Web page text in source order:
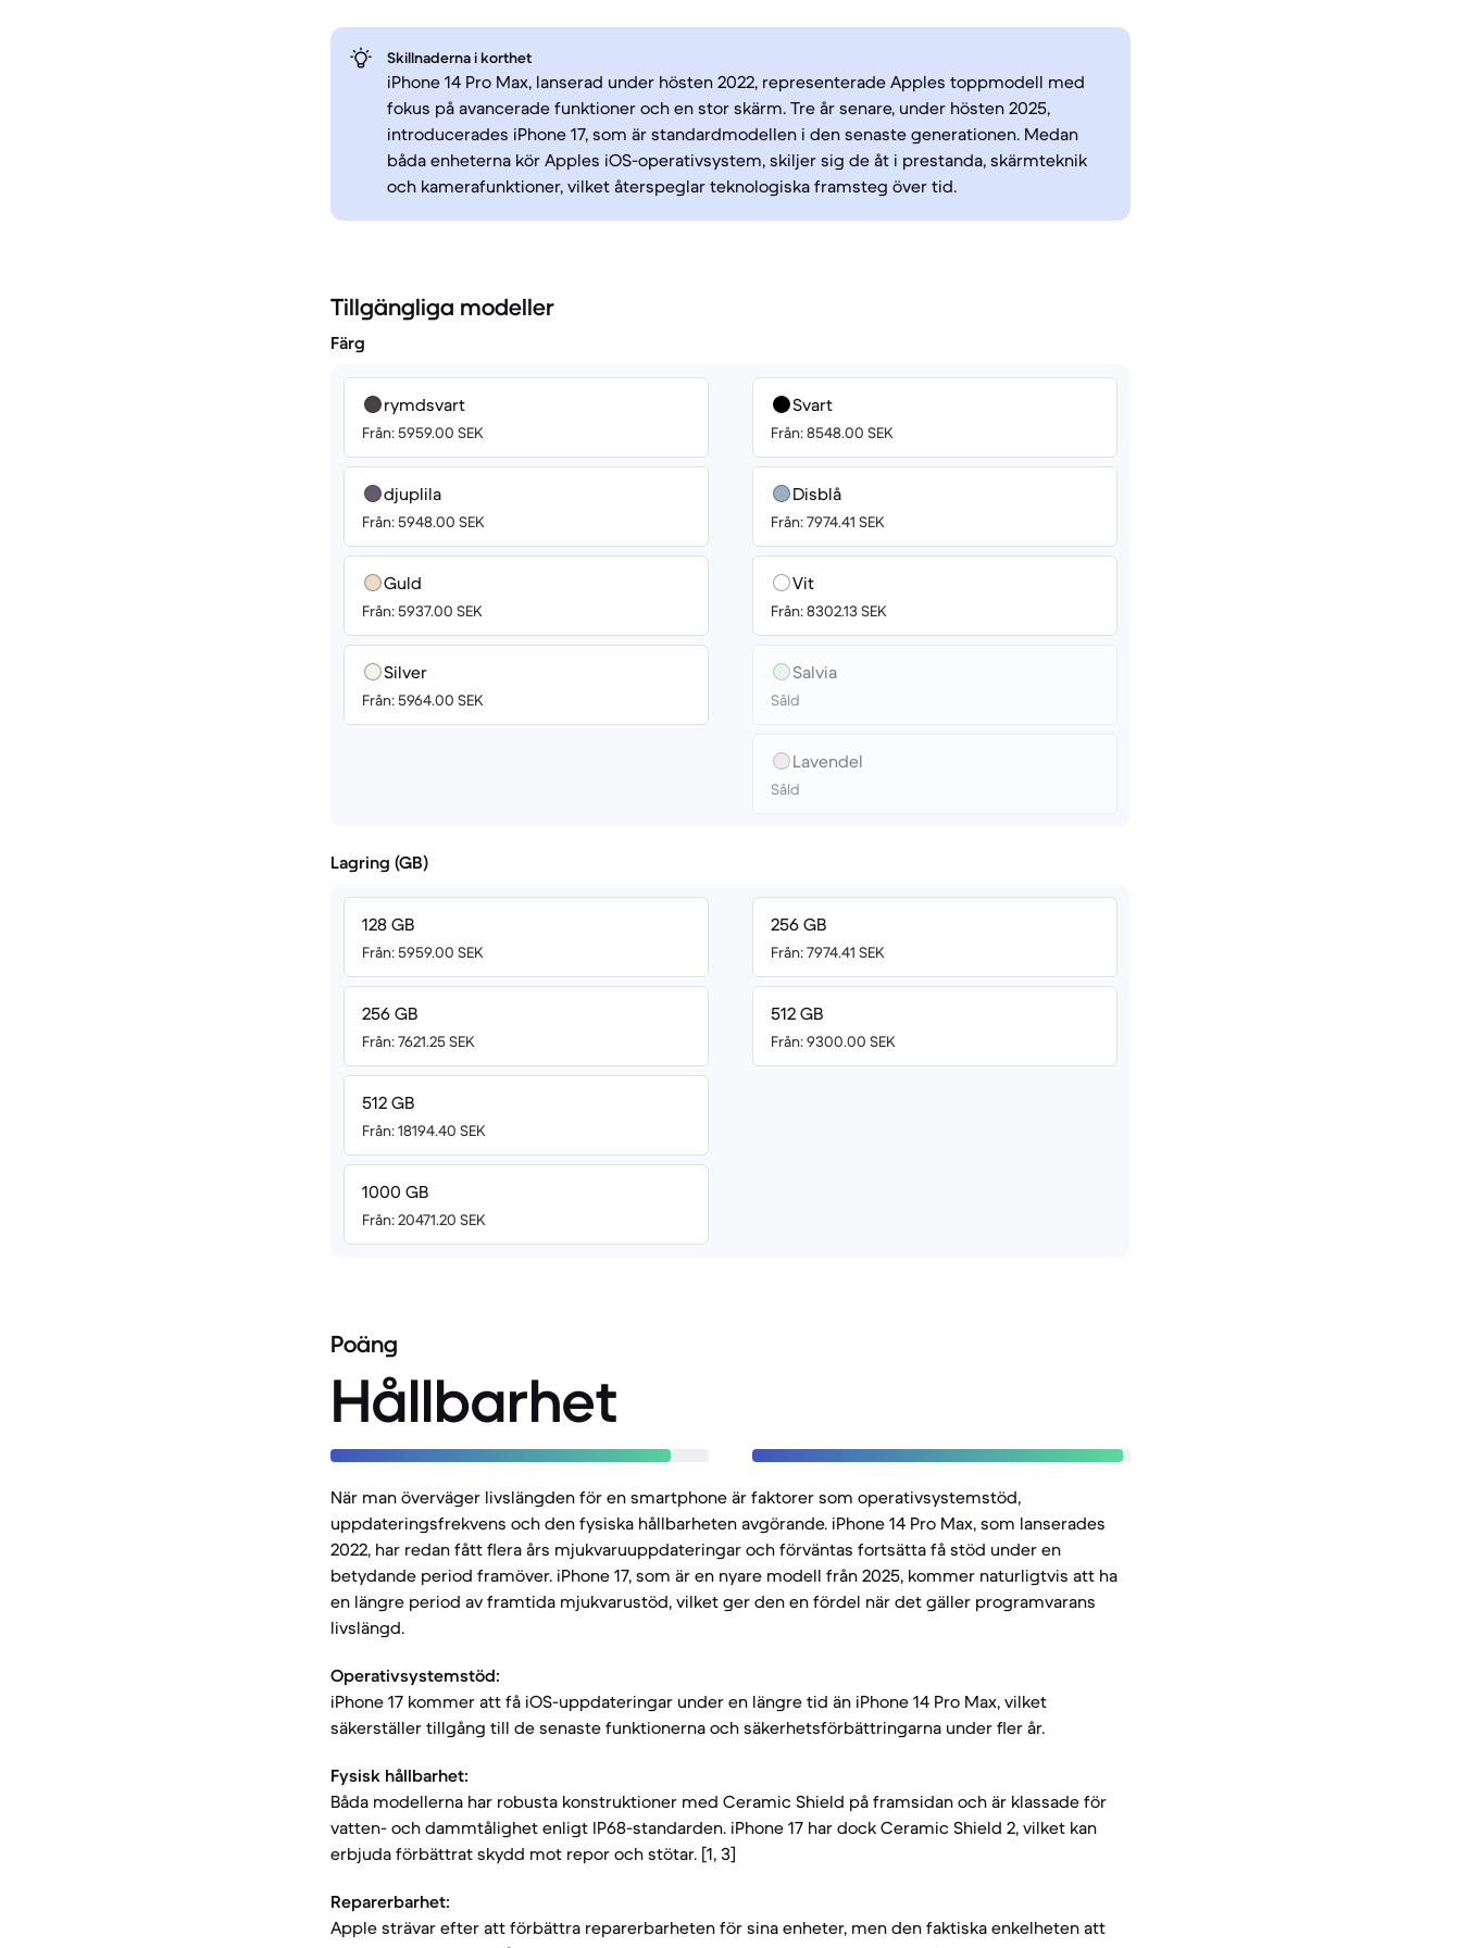
Skillnaderna i korthet
iPhone 14 Pro Max, lanserad under hösten 2022, representerade Apples toppmodell med
fokus på avancerade funktioner och en stor skärm. Tre år senare, under hösten 2025,
introducerades iPhone 17, som är standardmodellen i den senaste generationen. Medan
båda enheterna kör Apples iOS-operativsystem, skiljer sig de åt i prestanda, skärmteknik
och kamerafunktioner, vilket återspeglar teknologiska framsteg över tid.
Tillgängliga modeller
Färg
rymdsvart
Från: 5959.00 SEK
djuplila
Från: 5948.00 SEK
Guld
Från: 5937.00 SEK
Silver
Från: 5964.00 SEK
Svart
Från: 8548.00 SEK
Disblå
Från: 7974.41 SEK
Vit
Från: 8302.13 SEK
Salvia
Såld
Lavendel
Såld
Lagring (GB)
128 GB
Från: 5959.00 SEK
256 GB
Från: 7621.25 SEK
512 GB
Från: 18194.40 SEK
1000 GB
Från: 20471.20 SEK
256 GB
Från: 7974.41 SEK
512 GB
Från: 9300.00 SEK
Poäng
Hållbarhet
När man överväger livslängden för en smartphone är faktorer som operativsystemstöd,
uppdateringsfrekvens och den fysiska hållbarheten avgörande. iPhone 14 Pro Max, som lanserades
2022, har redan fått flera års mjukvaruuppdateringar och förväntas fortsätta få stöd under en
betydande period framöver. iPhone 17, som är en nyare modell från 2025, kommer naturligtvis att ha
en längre period av framtida mjukvarustöd, vilket ger den en fördel när det gäller programvarans
livslängd.
Operativsystemstöd:
iPhone 17 kommer att få iOS-uppdateringar under en längre tid än iPhone 14 Pro Max, vilket
säkerställer tillgång till de senaste funktionerna och säkerhetsförbättringarna under fler år.
Fysisk hållbarhet:
Båda modellerna har robusta konstruktioner med Ceramic Shield på framsidan och är klassade för
vatten- och dammtålighet enligt IP68-standarden. iPhone 17 har dock Ceramic Shield 2, vilket kan
erbjuda förbättrat skydd mot repor och stötar. [1, 3]
Reparerbarhet:
Apple strävar efter att förbättra reparerbarheten för sina enheter, men den faktiska enkelheten att